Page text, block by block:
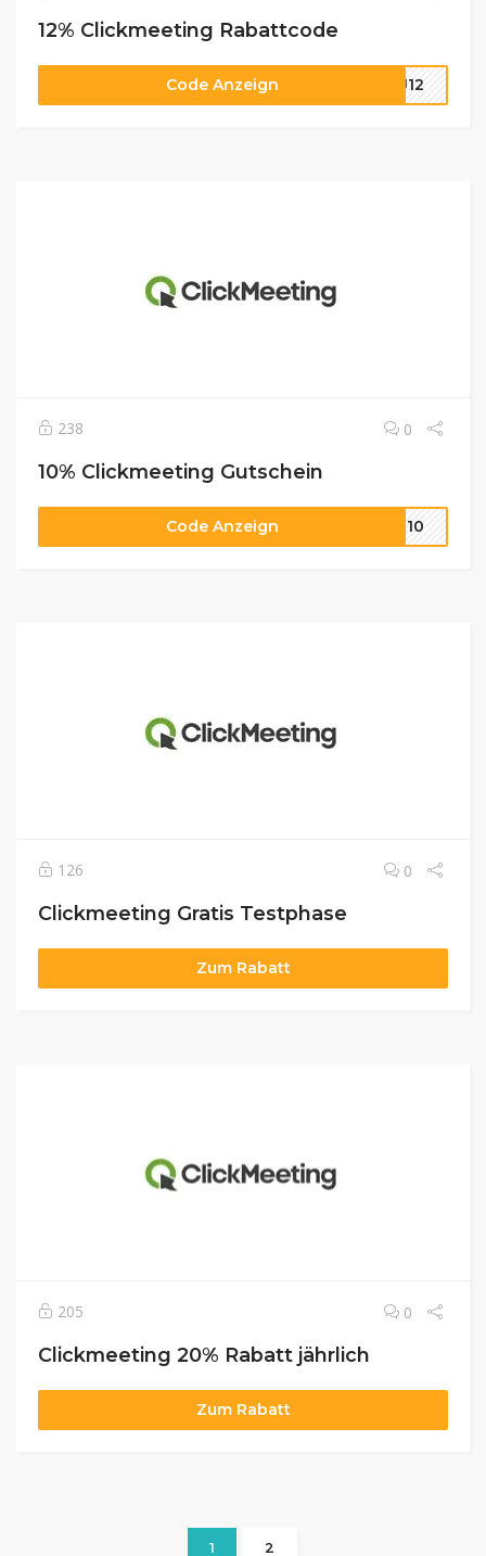
12% Clickmeeting Rabattcode
Code Anzeign CJ12
238 0
10% Clickmeeting Gutschein
Code Anzeign NT10
126 0
Clickmeeting Gratis Testphase
Zum Rabatt
205 0
Clickmeeting 20% Rabatt jährlich
Zum Rabatt
1 2